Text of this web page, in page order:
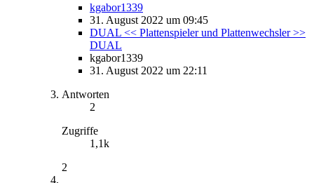
kgabor1339
31. August 2022 um 09:45
DUAL << Plattenspieler und Plattenwechsler >>
DUAL
kgabor1339
31. August 2022 um 22:11
Antworten
2
Zugriffe
1,1k
2